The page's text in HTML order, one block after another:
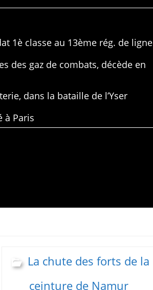
1è classe au 13ème rég. de ligne
des gaz de combats, décède en
dans la bataille de l’Yser
à Paris
La chute des forts de la
ceinture de Namur